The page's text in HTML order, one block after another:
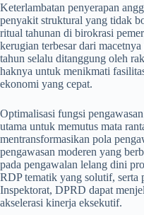
Keterlambatan penyerapan
penyakit struktural yang tidak
ritual tahunan di birokrasi
kerugian terbesar dari
tahun selalu ditanggung oleh
haknya untuk menikmati
ekonomi yang cepat.
Optimalisasi fungsi
utama untuk memutus mata
mentransformasikan pola
pengawasan moderen yang
pada pengawalan lelang dini
RDP tematik yang solutif, serta
Inspektorat, DPRD dapat
akselerasi kinerja eksekutif.